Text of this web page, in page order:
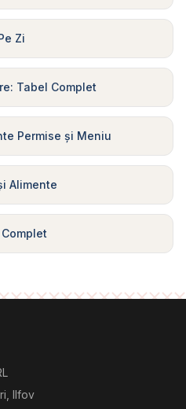
Zi
Tabel Complet
Permise și Meniu
Alimente
Ilfov